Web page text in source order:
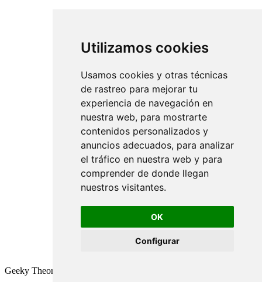
Utilizamos cookies
Usamos cookies y otras técnicas
de rastreo para mejorar tu
experiencia de navegación en
nuestra web, para mostrarte
contenidos personalizados y
anuncios adecuados, para analizar
el tráfico en nuestra web y para
comprender de donde llegan
nuestros visitantes.
OK
Configurar
Geeky Theory © 2026